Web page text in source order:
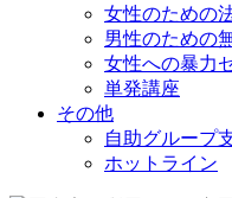
女性のための
男性のための
女性への暴力
単発講座
その他
自助グループ
ホットライン